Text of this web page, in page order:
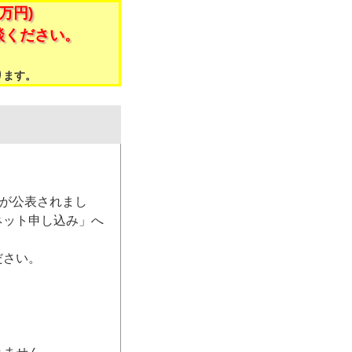
円)
ださい。
す。
公表されまし
ト申し込み」へ
い。